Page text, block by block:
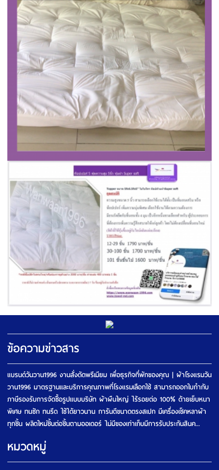
ข้อความข่าวสาร
แบรนด์วันวาน1996 งานสั่งตัดพรีเมียม เพื่อธุรกิจที่พักของคุณ | ผ้าโรงแรมวัน
วาน1996 มาตรฐานและบริการคุณภาพที่โรงแรมเลือกใช้ สามารถออกใบกำกับ
ภาษีรองรับการจัดซื้อรูปแบบบริษัท ผ้าผืนใหญ่ ไร้รอยต่อ 100% ด้ายเย็บหนา
พิเศษ ทนซัก ทนรีด ใช้ได้ยาวนาน การันตีขนาดตรงสเปก มีเครื่องเช็คหลาผ้า
ทุกชิ้น ผลิตใหม่ชิ้นต่อชิ้นตามออเดอร์ ไม่มีของเก่าเก็บมีการรับประกันสินค...
หมวดหมู่